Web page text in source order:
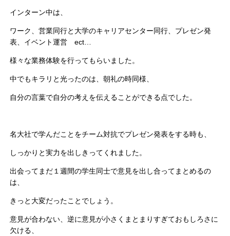
インターン中は、
ワーク、営業同行と大学のキャリアセンター同行、プレゼン発
表、イベント運営 ect…
様々な業務体験を行ってもらいました。
中でもキラリと光ったのは、朝礼の時同様、
自分の言葉で自分の考えを伝えることができる点でした。
名大社で学んだことをチーム対抗でプレゼン発表をする時も、
しっかりと実力を出しきってくれました。
出会ってまだ１週間の学生同士で意見を出し合ってまとめるの
は、
きっと大変だったことでしょう。
意見が合わない、逆に意見が小さくまとまりすぎておもしろさに
欠ける、